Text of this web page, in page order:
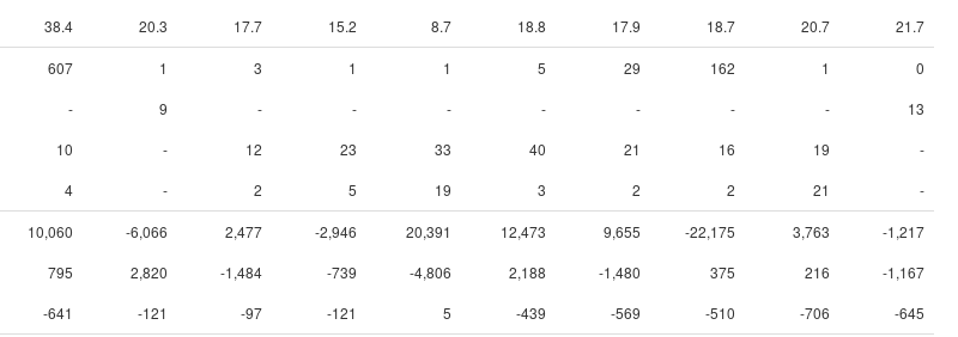
38.4 20.3 17.7 15.2 8.7 18.8 17.9 18.7 20.7 21.7
607 1 3 1 1 5 29 162 1 0
- 9 - - - - - - - 13
10 - 12 23 33 40 21 16 19 -
4 - 2 5 19 3 2 2 21 -
10,060 -6,066 2,477 -2,946 20,391 12,473 9,655 -22,175 3,763 -1,217
795 2,820 -1,484 -739 -4,806 2,188 -1,480 375 216 -1,167
-641 -121 -97 -121 5 -439 -569 -510 -706 -645